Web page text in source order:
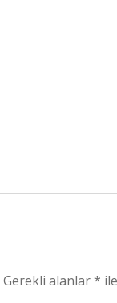
Gerekli alanlar*